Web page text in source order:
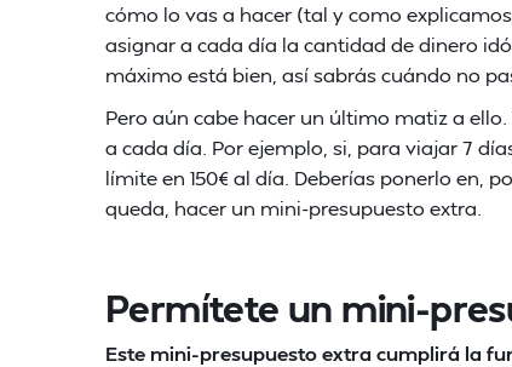
cómo lo vas a hacer (tal y como
asignar a cada día la cantidad de dinero
máximo está bien, así sabrás cuándo no
Pero aún cabe hacer un último matiz a
a cada día. Por ejemplo, si, para viajar 7
límite en 150€ al día. Deberías ponerlo en,
queda, hacer un mini-presupuesto extra.
Permítete un mini-
Este mini-presupuesto extra cumplirá la